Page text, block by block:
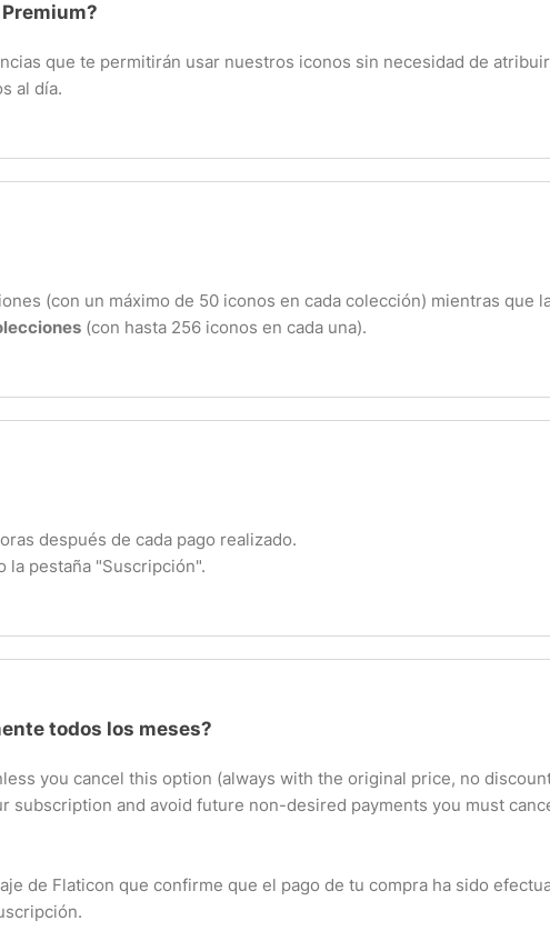
que te permitirán usar nuestros iconos sin necesidad de
al día.
(con un máximo de 50 iconos en cada colección) mientras que
(con hasta 256 iconos en cada una).
después de cada pago realizado.
la pestaña "Suscripción".
todos los meses?
you cancel this option (always with the original price, no
subscription and avoid future non-desired payments you must
de Flaticon que confirme que el pago de tu compra ha sido